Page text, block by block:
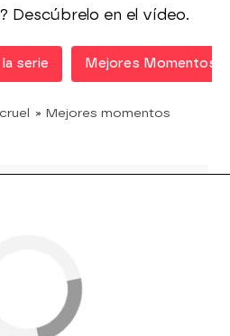
Descúbrelo en el vídeo.
serie Mejores Momentos
» Mejores momentos